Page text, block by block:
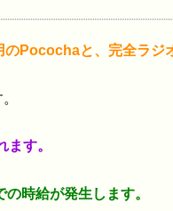
Pocochaと、完全ラジ
す。
時給が発生します。